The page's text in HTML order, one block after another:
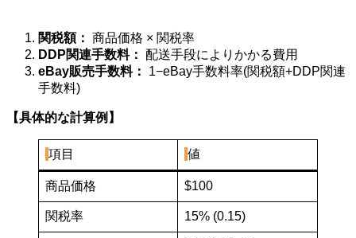
関税額： 商品価格 × 関税率
DDP関連手数料： 配送手段によりかかる費用
eBay販売手数料：
1−eBay手数料率(関税額+DDP関連
手数料)​
【具体的な計算例】
項目 値
商品価格 $100
関税率 15% (0.15)